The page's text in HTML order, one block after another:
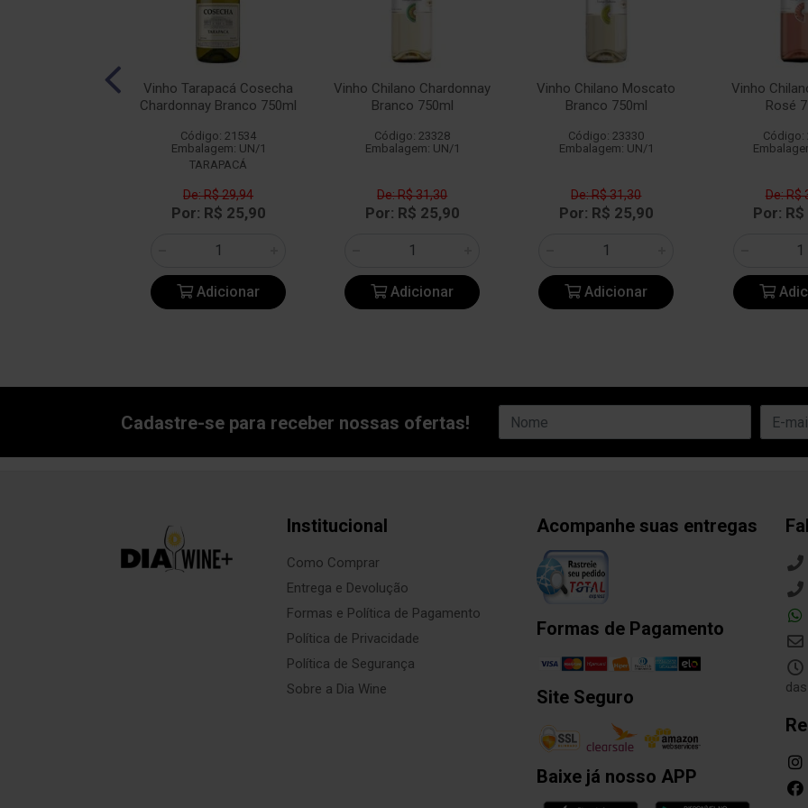
Vinho Tarapacá Cosecha
Chardonnay Branco 750ml
Código: 21534
Embalagem: UN/1
TARAPACÁ
De: R$ 29,94
Por: R$ 25,90
Adicionar
Vinho Chilano Chardonnay
Branco 750ml
Código: 23328
Embalagem: UN/1
De: R$ 31,30
Por: R$ 25,90
Adicionar
Vinho Chilano Moscato
Branco 750ml
Código: 23330
Embalagem: UN/1
De: R$ 31,30
Por: R$ 25,90
Adicionar
Vinho
Rosé
Código:
De: R$
Por:
Cadastre-se para receber nossas ofertas!
Institucional
Como Comprar
Entrega e Devolução
Formas e Política de Pagamento
Política de Privacidade
Política de Segurança
Sobre a Dia Wine
Acompanhe suas entregas
Formas de Pagamento
Site Seguro
Baixe já nosso APP